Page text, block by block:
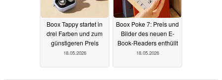
Boox Tappy startet in
drei Farben und zum
günstigeren Preis
18.05.2026
Boox Poke 7: Preis und
Bilder des neuen E-
Book-Readers enthüllt
18.05.2026